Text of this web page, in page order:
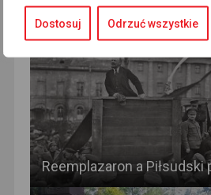
Dostosuj Odrzuć wszystkie
RECOMMENDED FOR YOU
Reemplazaron a Piłsudski